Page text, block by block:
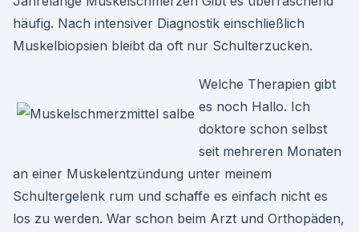
häufig. Nach intensiver Diagnostik einschließlich
Muskelbiopsien bleibt da oft nur Schulterzucken.
Welche Therapien gibt
es noch Hallo. Ich
doktore schon selbst
seit mehreren Monaten
an einer Muskelentzündung unter meinem
Schultergelenk rum und schaffe es einfach nicht es
los zu werden. War schon beim Arzt und Orthopäden,